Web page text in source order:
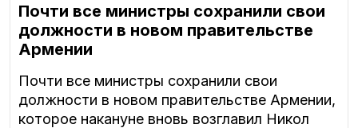
Почти все министры сохранили свои
должности в новом правительстве
Армении
Почти все министры сохранили свои
должности в новом правительстве Армении,
которое накануне вновь возглавил Никол